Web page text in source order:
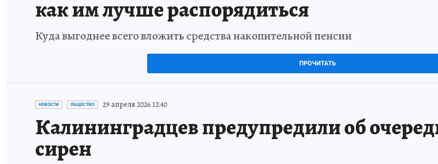
как им лучше распорядиться
Куда выгоднее всего вложить средства накопительной пенсии
ПРОЧИТАТЬ
НОВОСТИ ОБЩЕСТВО 29 апреля 2026 12:40
Калининградцев предупредили об
сирен